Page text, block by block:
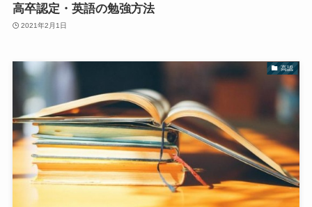
高卒認定・英語の勉強方法
2021年2月1日
高認